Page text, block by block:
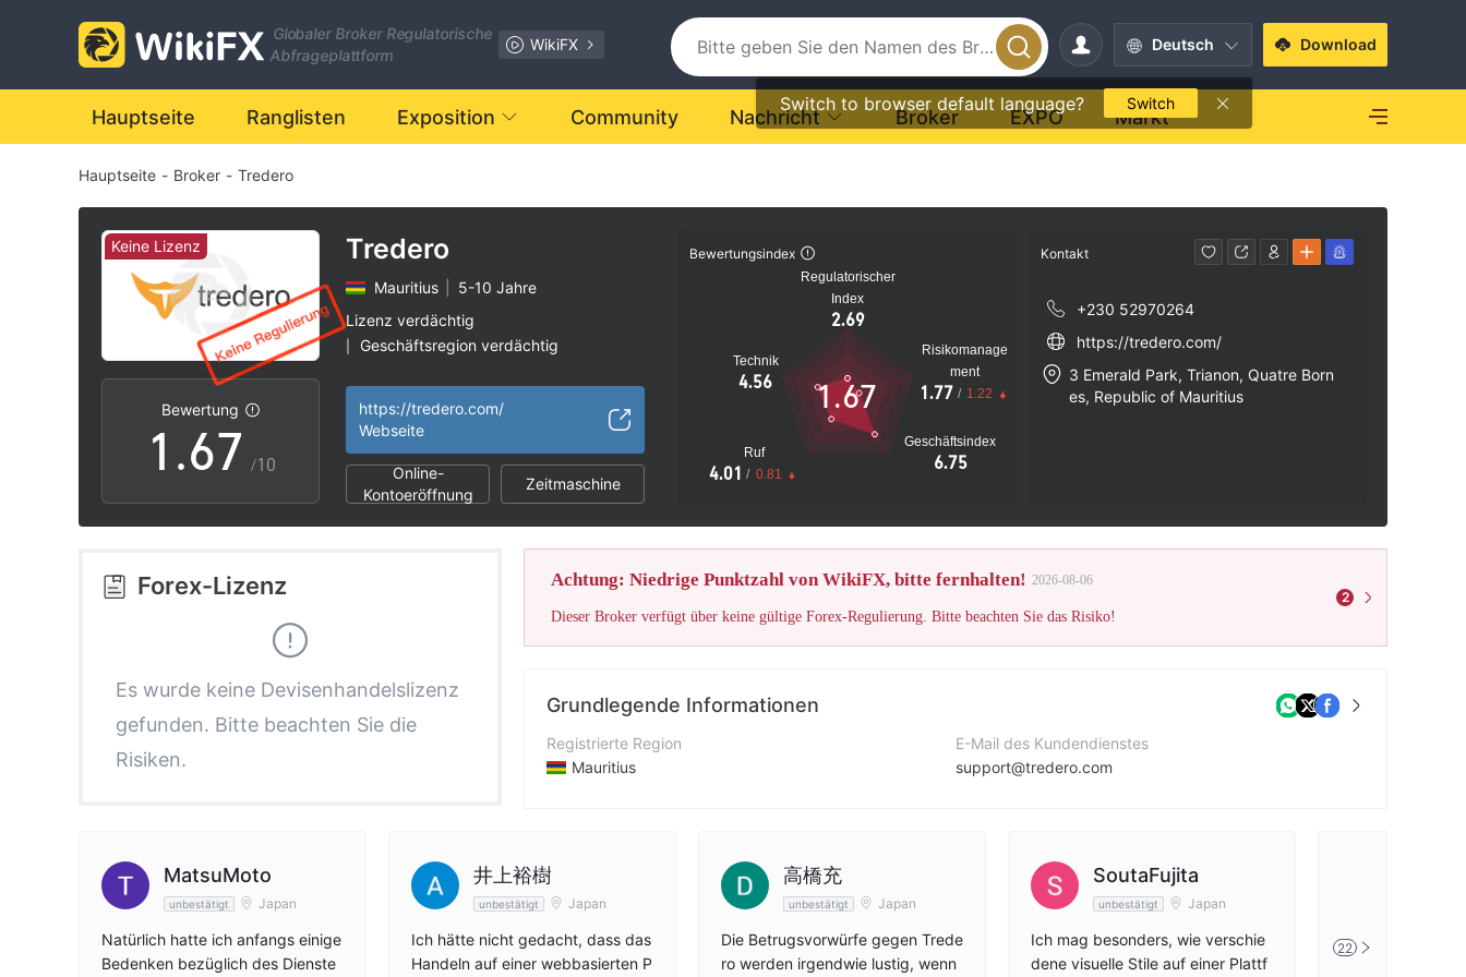
Globaler Broker Regulatorische
Abfrageplattform
WikiFX Deutsch
Switch to browser default language? Switch
Download
Hauptseite Ranglisten Exposition Community Nachricht Broker EXPO Markt
Hauptseite - Broker - Tredero
Keine Lizenz
Bewertung
0
1
2
3
5
6
8
9
.
0
1
2
3
4
5
6
7
8
1
2
3
5
6
7
8
9
/10
Tredero
Mauritius
5-10 Jahre
Lizenz verdächtig
Geschäftsregion verdächtig
https://tredero.com/
Webseite
Online-
Kontoeröffnung
Zeitmaschine
Bewertungsindex
Regulatorischer
Index
2.69
Technik
4.56
Ruf
4.01 / 0.81
Geschäftsindex
6.75
Risikomanage
ment
1.77 / 1.22
1.67
Kontakt
+230 52970264
https://tredero.com/
3 Emerald Park, Trianon, Quatre Born
es, Republic of Mauritius
Forex-Lizenz
Es wurde keine Devisenhandelslizenz
gefunden. Bitte beachten Sie die
Risiken.
Achtung: Niedrige Punktzahl von WikiFX, bitte fernhalten! 2026-08-06
Dieser Broker verfügt über keine gültige Forex-Regulierung. Bitte beachten Sie das Risiko!
2
Grundlegende Informationen
Registrierte Region
Mauritius
Unternehmen
Oneprime Ltd
E-Mail des Kundendienstes
support@tredero.com
Unternehmenswebsite
https://tredero.com/
MatsuMoto
unbestätigt Japan
Natürlich hatte ich anfangs einige
Bedenken bezüglich des Dienste
井上裕樹
unbestätigt Japan
Ich hätte nicht gedacht, dass das
Handeln auf einer webbasierten P
高橋充
unbestätigt Japan
Die Betrugsvorwürfe gegen Trede
ro werden irgendwie lustig, wenn
SoutaFujita
unbestätigt Japan
Ich mag besonders, wie verschie
dene visuelle Stile auf einer Plattf
Ich habe viele
22